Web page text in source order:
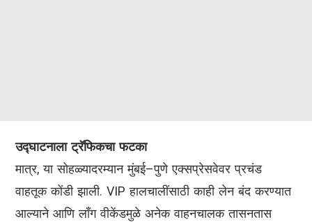
उद्घाटनाला ट्रॅफिकचा फटका
मात्र, या सोहळ्यादरम्यान मुंबई–पुणे एक्सप्रेसवेवर प्रचंड
वाहतूक कोंडी झाली. VIP हालचालींसाठी काही लेन बंद करण्यात
आल्याने आणि लाँग वीकेंडमुळे अनेक वाहनचालक तासनतास